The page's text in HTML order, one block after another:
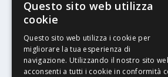
Questo sito web utilizza
cookie
Questo sito web utilizza i cookie per
migliorare la tua esperienza di
navigazione. Utilizzando il nostro sito
acconsenti a tutti i cookie in conformità